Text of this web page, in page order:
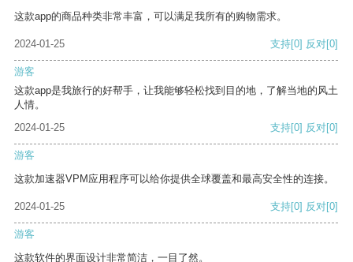
这款app的商品种类非常丰富，可以满足我所有的购物需求。
2024-01-25 支持[0] 反对[0]
游客
这款app是我旅行的好帮手，让我能够轻松找到目的地，了解当地的风土
人情。
2024-01-25
支持[0] 反对[0]
游客
这款加速器VPM应用程序可以给你提供全球覆盖和最高安全性的连接。
2024-01-25 支持[0] 反对[0]
游客
这款软件的界面设计非常简洁，一目了然。